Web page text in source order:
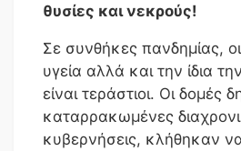
θυσίες και νεκρούς!
Σε συνθήκες πανδημίας, οι
υγεία αλλά και την ίδια
είναι τεράστιοι. Οι δομές
καταρρακωμένες
κυβερνήσεις, κλήθηκαν